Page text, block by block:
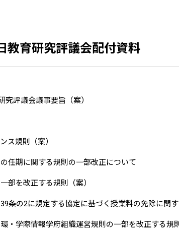
教育研究評議会配付資料
評議会議事要旨（案）
ス規則（案）
任期に関する規則の一部改正について
部を改正する規則（案）
条の2に規定する協定に基づく授業料の免除に関す
・学際情報学府組織運営規則の一部を改正する規則